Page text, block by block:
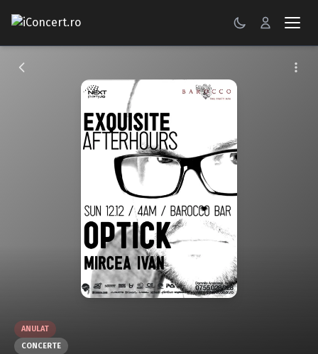
CONCERTE
Caută în site...
ANULAT
CONCERTE